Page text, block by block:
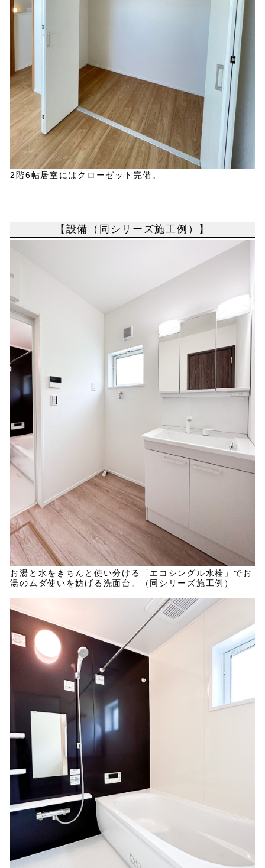
2階6帖居室にはクローゼット完備。
【設備（同シリーズ施工例）】
お湯と水をきちんと使い分ける「エコシングル水栓」でお
湯のムダ使いを妨げる洗面台。（同シリーズ施工例）